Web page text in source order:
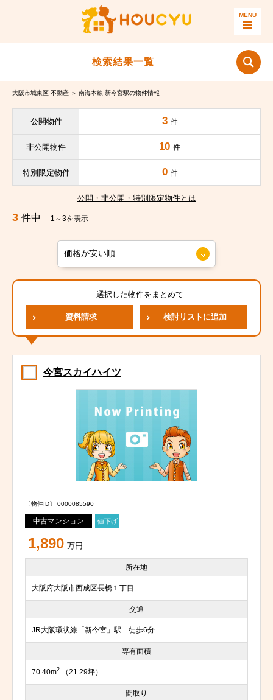
検索結果一覧
大阪市城東区 不動産 ＞ 南海本線 新今宮駅の物件情報
公開物件 3 件
非公開物件 10 件
特別限定物件 0 件
公開・非公開・特別限定物件とは
3 件中 1～3を表示
選択した物件をまとめて
資料請求 検討リストに追加
今宮スカイハイツ
〔物件ID〕 0000085590
中古マンション 値下げ
1,890 万円
所在地
大阪府大阪市西成区長橋１丁目
交通
JR大阪環状線「新今宮」駅 徒歩6分
専有面積
70.40m2 （21.29坪）
間取り